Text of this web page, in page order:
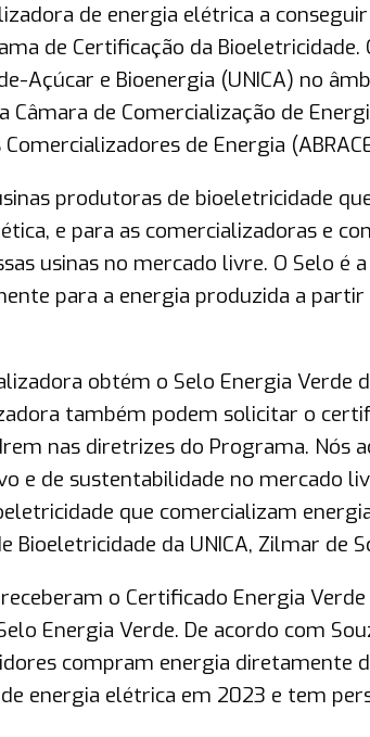
de energia elétrica a
de Certificação da Bioeletricidade.
Açúcar e Bioenergia (UNICA) no
de Comercialização de
de Energia
produtoras de bioeletricidade
e para as comercializadoras e
usinas no mercado livre. O Selo é
para a energia produzida a partir
obtém o Selo Energia Verde
também podem solicitar o
nas diretrizes do Programa. Nós
e de sustentabilidade no mercado
que comercializam
da UNICA, Zilmar de
o Certificado Energia Verde
Energia Verde. De acordo com
compram energia diretamente
energia elétrica em 2023 e tem